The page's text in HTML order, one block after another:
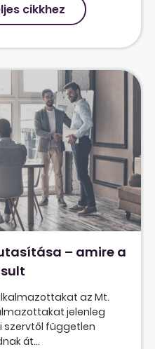
cikkhez
– amire a
az Mt.
jelenleg
szervtől független
át...